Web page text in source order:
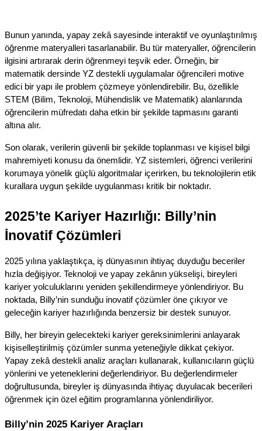
Bunun yanında, yapay zekâ sayesinde interaktif ve oyunlaştırılmış
öğrenme materyalleri tasarlanabilir. Bu tür materyaller, öğrencilerin
ilgisini artırarak derin öğrenmeyi teşvik eder. Örneğin, bir
matematik dersinde YZ destekli uygulamalar öğrencileri motive
edici bir yapı ile problem çözmeye yönlendirebilir. Bu, özellikle
STEM (Bilim, Teknoloji, Mühendislik ve Matematik) alanlarında
öğrencilerin müfredatı daha etkin bir şekilde tapmasını garanti
altına alır.
Son olarak, verilerin güvenli bir şekilde toplanması ve kişisel bilgi
mahremiyeti konusu da önemlidir. YZ sistemleri, öğrenci verilerini
korumaya yönelik güçlü algoritmalar içerirken, bu teknolojilerin etik
kurallara uygun şekilde uygulanması kritik bir noktadır.
2025’te Kariyer Hazırlığı: Billy’nin
İnovatif Çözümleri
2025 yılına yaklaştıkça, iş dünyasının ihtiyaç duyduğu beceriler
hızla değişiyor. Teknoloji ve yapay zekânın yükselişi, bireyleri
kariyer yolculuklarını yeniden şekillendirmeye yönlendiriyor. Bu
noktada, Billy’nin sunduğu inovatif çözümler öne çıkıyor ve
geleceğin kariyer hazırlığında benzersiz bir destek sunuyor.
Billy, her bireyin gelecekteki kariyer gereksinimlerini anlayarak
kişiselleştirilmiş çözümler sunma yeteneğiyle dikkat çekiyor.
Yapay zekâ destekli analiz araçları kullanarak, kullanıcıların güçlü
yönlerini ve yeteneklerini değerlendiriyor. Bu değerlendirmeler
doğrultusunda, bireyler iş dünyasında ihtiyaç duyulacak becerileri
öğrenmek için özel eğitim programlarına yönlendiriliyor.
Billy’nin 2025 Kariyer Araçları